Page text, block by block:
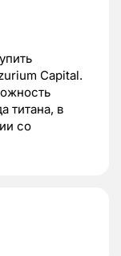
Capital.
титана, в
со